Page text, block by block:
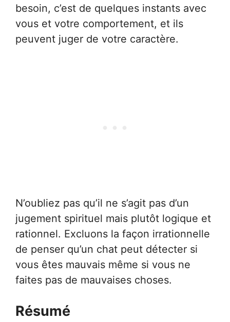
besoin, c’est de quelques instants avec
vous et votre comportement, et ils
peuvent juger de votre caractère.
N’oubliez pas qu’il ne s’agit pas d’un
jugement spirituel mais plutôt logique et
rationnel. Excluons la façon irrationnelle
de penser qu’un chat peut détecter si
vous êtes mauvais même si vous ne
faites pas de mauvaises choses.
Résumé